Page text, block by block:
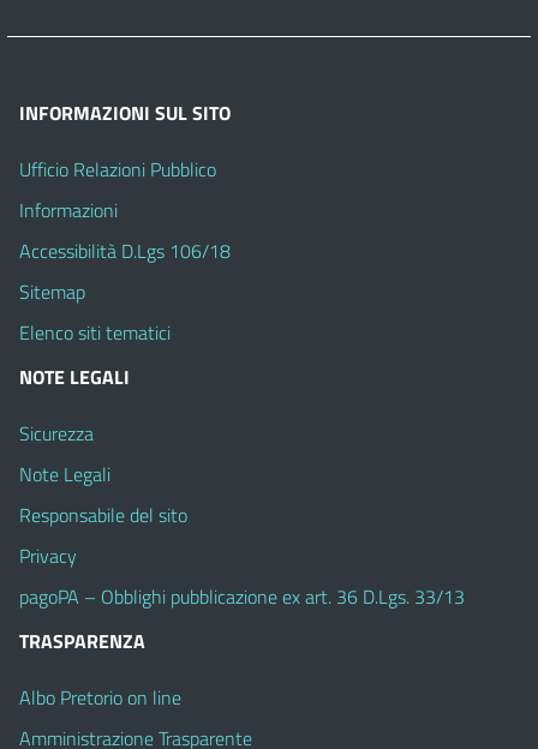
INFORMAZIONI SUL SITO
Ufficio Relazioni Pubblico
Informazioni
Accessibilità D.Lgs 106/18
Sitemap
Elenco siti tematici
NOTE LEGALI
Sicurezza
Note Legali
Responsabile del sito
Privacy
pagoPA – Obblighi pubblicazione ex art. 36 D.Lgs. 33/13
TRASPARENZA
Albo Pretorio on line
Amministrazione Trasparente